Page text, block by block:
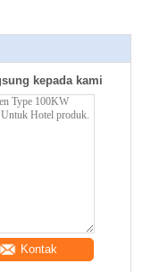
kepada kami
Kontak